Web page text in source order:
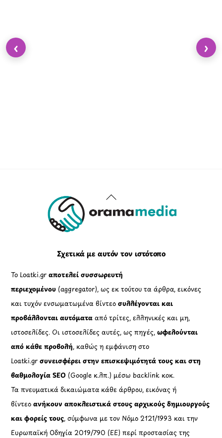
Back
To
Σχετικά με αυτόν τον ιστότοπο
Το Loatki.grαποτελεί συσσωρευτή
περιεχομένου (aggregator), ως εκ τούτου τα άρθρα, εικόνες
και τυχόν ενσωματωμένα βίντεοσυλλέγονται και
προβάλλονται αυτόματααπό τρίτες, ελληνικές και μη,
ιστοσελίδες. Οι ιστοσελίδες αυτές, ως πηγές,ωφελούνται
από κάθε προβολή, καθώς η εμφάνιση στο
Loatki.gr συνεισφέρει στην επισκεψιμότητά τους και στη
βαθμολογία SEO (Google κ.λπ.) μέσω backlink κοκ.
Τα πνευματικά δικαιώματα κάθε άρθρου, εικόνας ή
βίντεοανήκουν αποκλειστικά στους αρχικούς δημιουργούς
και φορείς τους, σύμφωνα με τον Νόμο 2121/1993 και την
Ευρωπαϊκή Οδηγία 2019/790 (ΕΕ) περί προστασίας της
‹ ›